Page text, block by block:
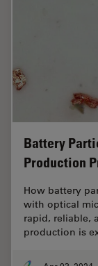
Battery
Production
How battery
with optical
rapid, reliable,
production is